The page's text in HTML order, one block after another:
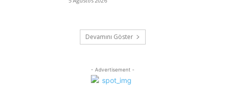
Devamını Göster
- Advertisement -